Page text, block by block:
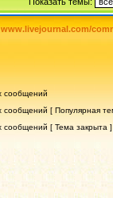
сообщений
сообщений [ Популярная
сообщений [ Тема закрыта ]